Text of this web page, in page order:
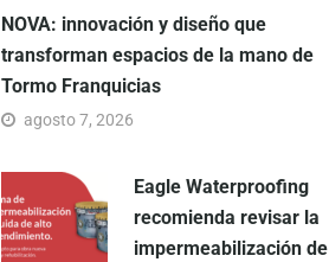
NOVA: innovación y diseño que
transforman espacios de la mano de
Tormo Franquicias
agosto 7, 2026
Eagle Waterproofing
recomienda revisar la
impermeabilización de